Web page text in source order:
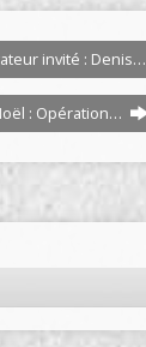
invité : Denis…
: Opération…